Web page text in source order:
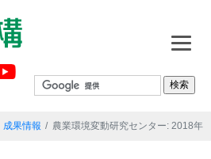
成果情報 農業環境変動研究センター: 2018年